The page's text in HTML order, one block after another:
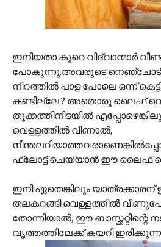
ഇനിയതാ കുറെ വിദ്വാന്മാര്‍
പോകുന്നു.അവരുടെ നെഞ്ചോട്
നിറത്തില്‍ പാള പോലെ ഒന്ന്
കണ്ടില്ലേ ? അതൊരു ലൈഫ്
തൂക്കത്തിനിടയില്‍
വെള്ളത്തില്‍ വീണാല്‍,
ഫ്ലോട്ട് ചെയ്യാന്‍ ഈ ലൈഫ്
ഇനി ഏതെങ്കിലും യാത്രക്കാരന്
തലകറങ്ങി വെള്ളത്തില്‍
തോന്നിയാല്‍, ഈ ബാസ്ക്കറ്റിന്റെ
വൃത്തത്തിലേക്ക് കയറി